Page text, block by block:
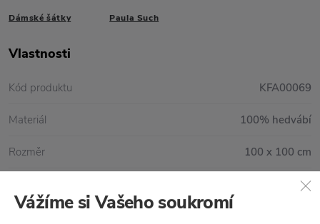
Dámské šátky Paula Such
Vlastnosti
Kód produktu KFA00069
Materiál 100% hedvábí
Rozměr 100 x 100 cm
Vážíme si Vašeho soukromí